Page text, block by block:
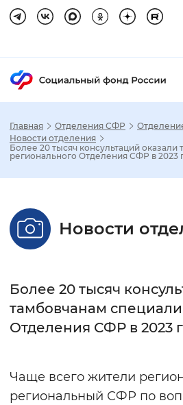
Стандартный
Без засечек
Интервал
Цвет
Главная Отделения СФР
Новости отделения
Более 20 тысяч консультаций
регионального Отделения СФР в 2023
Новости
Более 20 тысяч
тамбовчанам
Отделения СФР в 2023
Чаще всего жители
региональный СФР по